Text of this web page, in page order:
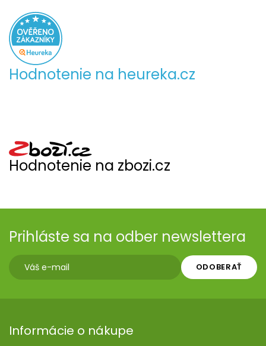
Hodnotenie na heureka.cz
Hodnotenie na zbozi.cz
Prihláste sa na odber newslettera
ODOBERAŤ
Informácie o nákupe